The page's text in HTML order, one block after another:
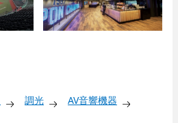
調光 AV音響機器